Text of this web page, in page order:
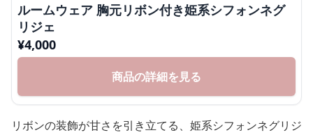
ルームウェア 胸元リボン付き姫系シフォンネグ
リジェ
¥4,000
商品の詳細を見る
リボンの装飾が甘さを引き立てる、姫系シフォンネグリジ